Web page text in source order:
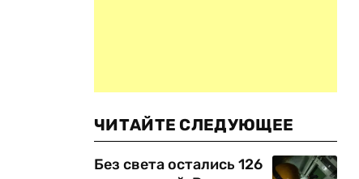
ЧИТАЙТЕ СЛЕДУЮЩЕЕ
Без света остались 126